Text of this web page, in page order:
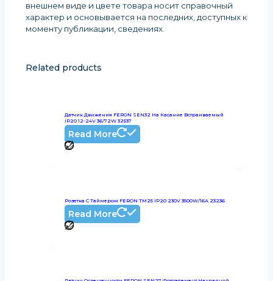
внешнем виде и цвете товара носит справочный
характер и основывается на последних, доступных к
моменту публикации, сведениях.
Related products
Датчик Движения FERON SEN32 На Касание Встраиваемый
IP20 12-24V 36/72W 32537
Read More
Розетка С Таймером FERON TM25 IP20 230V 3500W/16А 23236
Read More